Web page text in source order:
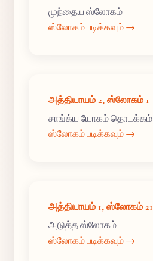
முந்தைய ஸ்லோகம்
ஸ்லோகம் படிக்கவும் →
அத்தியாயம் 2, ஸ்லோகம் 1
சாங்க்ய யோகம் தொடக்கம்
ஸ்லோகம் படிக்கவும் →
அத்தியாயம் 1, ஸ்லோகம் 21
அடுத்த ஸ்லோகம்
ஸ்லோகம் படிக்கவும் →